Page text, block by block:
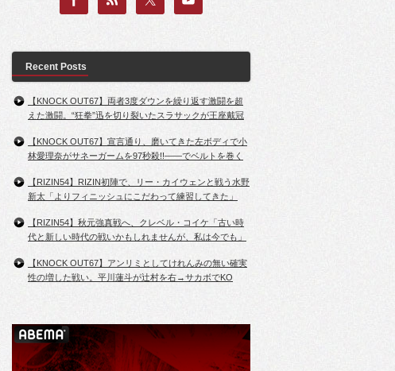
Recent Posts
【KNOCK OUT67】両者3度ダウンを繰り返す激闘を超
えた激闘。“狂拳”迅を切り裂いたスラサックが王座戴冠
【KNOCK OUT67】宣言通り、磨いてきた左ボディで小
林愛理奈がサネーガームを97秒殺!!――でベルトを巻く
【RIZIN54】RIZIN初陣で、リー・カイウェンと戦う水野
新太「よりフィニッシュにこだわって練習してきた」
【RIZIN54】秋元強真戦へ、クレベル・コイケ「古い時
代と新しい時代の戦いかもしれませんが、私は今でも」
【KNOCK OUT67】アンリミとしてけれんみの無い確実
性の増した戦い。平川蓮斗が辻村を右→サカボでKO